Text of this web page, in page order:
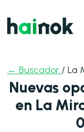
← Buscador / La
Nuevas
en La